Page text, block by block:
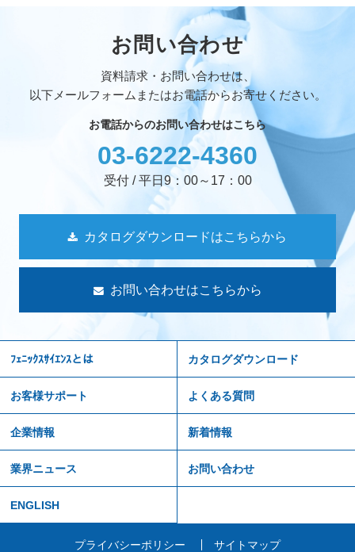
お問い合わせ
資料請求・お問い合わせは、
以下メールフォームまたはお電話からお寄せください。
お電話からのお問い合わせはこちら
03-6222-4360
受付 / 平日9：00～17：00
カタログダウンロードはこちらから
お問い合わせはこちらから
ﾌｪﾆｯｸｽｻｲｴﾝｽとは カタログダウンロード
お客様サポート よくある質問
企業情報 新着情報
業界ニュース お問い合わせ
ENGLISH
プライバシーポリシー サイトマップ